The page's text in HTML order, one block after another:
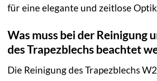
für eine elegante und zeitlose
Was muss bei der Reinigung
des Trapezblechs beachtet
Die Reinigung des Trapezblechs